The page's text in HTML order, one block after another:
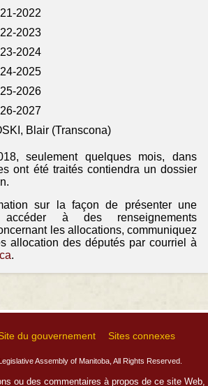
2022
2023
2024
2025
2026
2027
Blair (Transcona)
seulement quelques mois, dans
ont été traités contiendra un dossier
sur la façon de présenter une
à des renseignements
les allocations, communiquez
allocation des députés par courriel à
.
du gouvernement Sites connexes
Assembly of Manitoba, All Rights Reserved.
ou des commentaires à propos de ce site Web,